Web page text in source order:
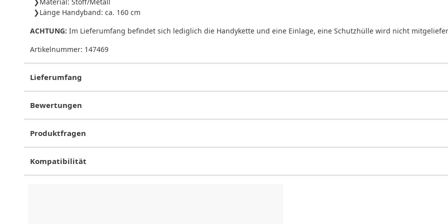
Länge Handyband: ca. 160 cm
ACHTUNG: Im Lieferumfang befindet sich lediglich die Handykette und eine Einlage, eine Schutzhülle wird nicht
Artikelnummer: 147469
Lieferumfang
Bewertungen
Produktfragen
Kompatibilität